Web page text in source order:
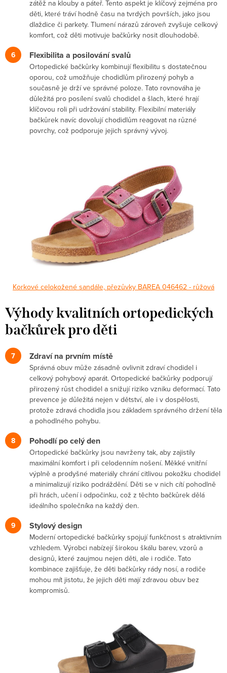
zátěž na klouby a páteř. Tento aspekt je klíčový zejména pro
děti, které tráví hodně času na tvrdých površích, jako jsou
dlaždice či parkety. Tlumení nárazů zároveň zvyšuje celkový
komfort, což děti motivuje bačkůrky nosit dlouhodobě.
Flexibilita a posilování svalů
Ortopedické bačkůrky kombinují flexibilitu s dostatečnou
oporou, což umožňuje chodidlům přirozený pohyb a
současně je drží ve správné poloze. Tato rovnováha je
důležitá pro posílení svalů chodidel a šlach, které hrají
klíčovou roli při udržování stability. Flexibilní materiály
bačkůrek navíc dovolují chodidlům reagovat na různé
povrchy, což podporuje jejich správný vývoj.
Korkové celokožené sandále, přezůvky BAREA 046462 - růžová
Výhody kvalitních ortopedických
bačkůrek pro děti
Zdraví na prvním místě
Správná obuv může zásadně ovlivnit zdraví chodidel i
celkový pohybový aparát. Ortopedické bačkůrky podporují
přirozený růst chodidel a snižují riziko vzniku deformací. Tato
prevence je důležitá nejen v dětství, ale i v dospělosti,
protože zdravá chodidla jsou základem správného držení těla
a pohodlného pohybu.
Pohodlí po celý den
Ortopedické bačkůrky jsou navrženy tak, aby zajistily
maximální komfort i při celodenním nošení. Měkké vnitřní
výplně a prodyšné materiály chrání citlivou pokožku chodidel
a minimalizují riziko podráždění. Děti se v nich cítí pohodlně
při hrách, učení i odpočinku, což z těchto bačkůrek dělá
ideálního společníka na každý den.
Stylový design
Moderní ortopedické bačkůrky spojují funkčnost s atraktivním
vzhledem. Výrobci nabízejí širokou škálu barev, vzorů a
designů, které zaujmou nejen děti, ale i rodiče. Tato
kombinace zajišťuje, že děti bačkůrky rády nosí, a rodiče
mohou mít jistotu, že jejich děti mají zdravou obuv bez
kompromisů.